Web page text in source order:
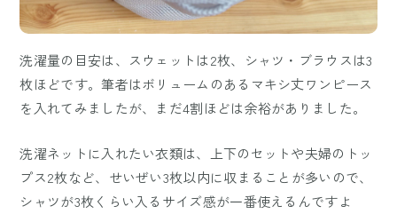
洗濯量の目安は、スウェットは2枚、シャツ・ブラウスは3
枚ほどです。筆者はボリュームのあるマキシ丈ワンピース
を入れてみましたが、まだ4割ほどは余裕がありました。
洗濯ネットに入れたい衣類は、上下のセットや夫婦のトッ
プス2枚など、せいぜい3枚以内に収まることが多いので、
シャツが3枚くらい入るサイズ感が一番使えるんですよ